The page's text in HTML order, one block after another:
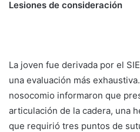
Lesiones de consideración
La joven fue derivada por el
una evaluación más
nosocomio informaron que
articulación de la cadera, una
que requirió tres puntos de